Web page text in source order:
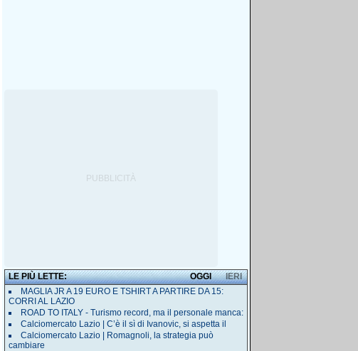
LE PIÙ LETTE: IERI
OGGI
MAGLIA JR A 19 EURO E TSHIRT A PARTIRE DA 15:
CORRI AL LAZIO
ROAD TO ITALY - Turismo record, ma il personale manca:
Calciomercato Lazio | C’è il sì di Ivanovic, si aspetta il
Calciomercato Lazio | Romagnoli, la strategia può
cambiare